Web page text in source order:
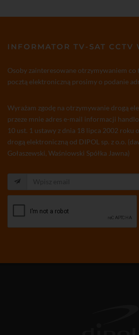
INFORMATOR TV-SAT CCTV
Osoby zainteresowane otrzymywaniem co
pocztą elektroniczną prosimy o podanie
Wyrażam zgodę na otrzymywanie drogą
przeze mnie adres e-mail informacji
10 ust. 1 ustawy z dnia 18 lipca 2002 roku
drogą elektroniczną od DIPOL sp. z o.o.
Gołaszewski, Waśniowski Spółka Jawna)